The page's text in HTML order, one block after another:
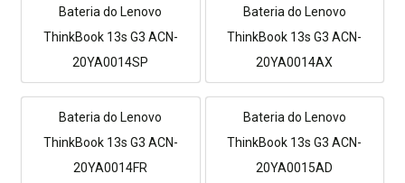
Bateria do Lenovo
ThinkBook 13s G3 ACN-
20YA0014SP
Bateria do Lenovo
ThinkBook 13s G3 ACN-
20YA0014AX
Bateria do Lenovo
ThinkBook 13s G3 ACN-
20YA0014FR
Bateria do Lenovo
ThinkBook 13s G3 ACN-
20YA0015AD